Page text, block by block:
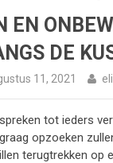
EN
DE
11, 2021
tot ieders
opzoeken
terugtrekken op